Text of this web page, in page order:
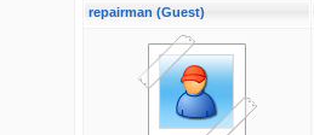
repairman (Guest)